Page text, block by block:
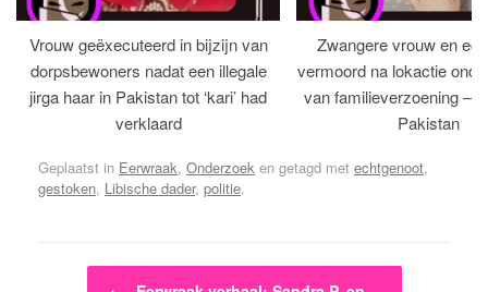
Vrouw geëxecuteerd in bijzijn van
dorpsbewoners nadat een illegale
jirga haar in Pakistan tot ‘kari’ had
verklaard
Zwangere vrouw en
vermoord na lokactie
van familieverzoening –
Pakistan
Geplaatst in Eerwraak, Onderzoek en getagd met echtgenoot,
gestoken, Libische dader, politie.
Bericht navigatie